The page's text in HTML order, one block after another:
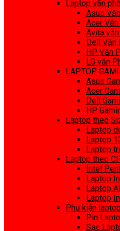
Laptop văn
Asus
Acer
Avita
Dell Văn
HP Văn
LG văn
LAPTOP
Asus
Acer
Dell
HP
Laptop theo
Laptop
Laptop
Laptop
Laptop theo
Intel
Laptop
Laptop
Laptop
Phụ kiện
Pin
Sạc